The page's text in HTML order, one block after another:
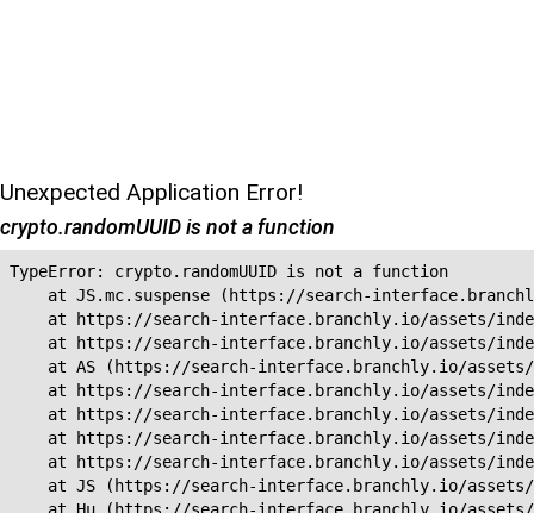
Unexpected Application Error!
crypto.randomUUID is not a function
TypeError: crypto.randomUUID is not a function
at JS.mc.suspense (https://search-
at https://search-interface.branchly.io/assets/
at https://search-interface.branchly.io/assets/
at AS (https://search-interface.branchly.io/
at https://search-interface.branchly.io/assets/
at https://search-interface.branchly.io/assets/
at https://search-interface.branchly.io/assets/
at https://search-interface.branchly.io/assets/
at JS (https://search-interface.branchly.io/